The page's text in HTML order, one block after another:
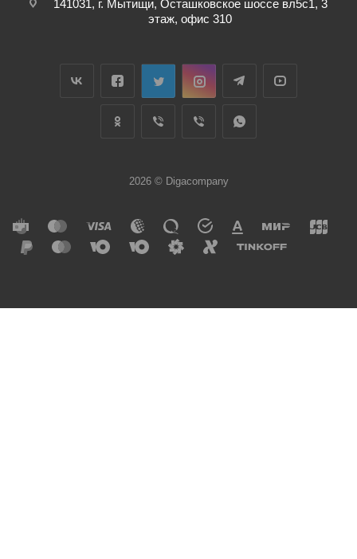
141031, г. Мытищи, Осташковское шоссе вл5с1, 3
этаж, офис 310
2026 © Digacompany